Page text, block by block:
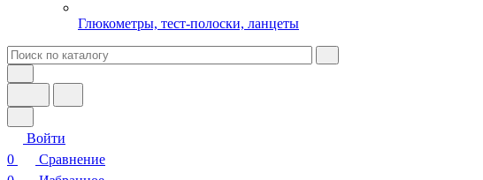
Глюкометры, тест-полоски, ланцеты
Войти
0
Сравнение